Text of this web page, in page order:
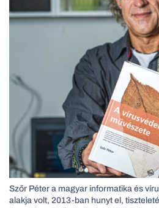
Szőr Péter a magyar informatika és
alakja volt, 2013-ban hunyt el,